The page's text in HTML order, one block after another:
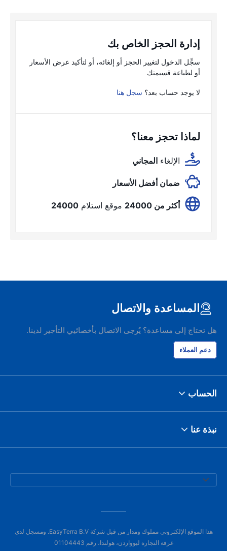
إدارة الحجز الخاص بك
سجِّل الدخول لتغيير الحجز أو إلغائه، أو لتأكيد عرض الأسعار
أو لطباعة قسيمتك
لا يوجد حساب بعد؟ سجل هنا
لماذا تحجز معنا؟
الإلغاء المجاني
ضمان أفضل الأسعار
أكثر من 24000 موقع استلام 24000
المساعدة والاتصال
هل تحتاج إلى مساعدة؟ يُرجى الاتصال بأخصائيي التأجير لدينا.
دعم العملاء
الحساب
نبذة عنا
هذا الموقع الإلكتروني مملوك ومدار من قبل شركة EasyTerra B.V. ومسجل لدى
غرفة التجارة ليوواردن، هولندا، رقم 01104443